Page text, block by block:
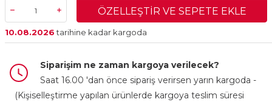
ÖZELLEŞTIR VE SEPETE EKLE
10.08.2026tarihine kadar kargoda
Siparişim ne zaman kargoya verilecek?
Saat 16.00 'dan önce sipariş verirsen yarın kargoda -
(Kişiselleştirme yapılan ürünlerde kargoya teslim süresi